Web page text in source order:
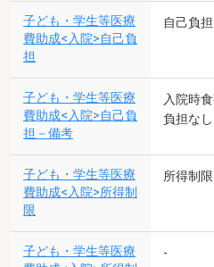
子ども・学生等医療
費助成<入院>自己負
担
自己負
子ども・学生等医療
費助成<入院>自己負
担－備考
入院時
負担なし
子ども・学生等医療
費助成<入院>所得制
限
所得制
子ども・学生等医療
-